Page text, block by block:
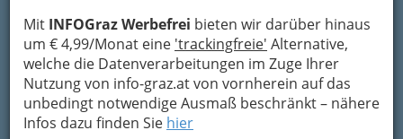
Mit INFOGraz Werbefrei bieten wir darüber hinaus
um € 4,99/Monat eine 'trackingfreie' Alternative,
welche die Datenverarbeitungen im Zuge Ihrer
Nutzung von info-graz.at von vornherein auf das
unbedingt notwendige Ausmaß beschränkt – nähere
Infos dazu finden Sie hier
+43 316 829 3824
Karte & Routenplaner
Eintrag ändern
Kategorien